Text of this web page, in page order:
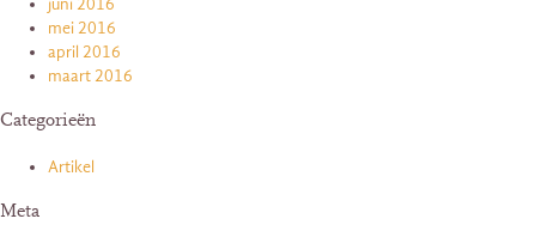
juni 2016
mei 2016
april 2016
maart 2016
Categorieën
Artikel
Meta